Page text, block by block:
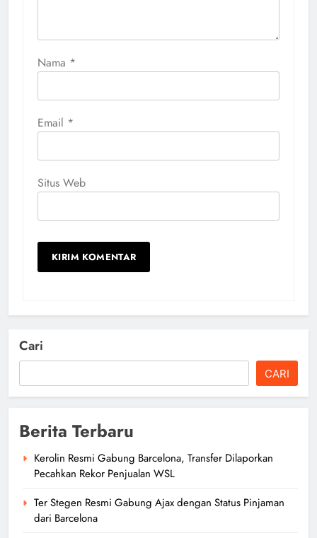
Nama *
Email *
Situs Web
Cari
CARI
Berita Terbaru
Kerolin Resmi Gabung Barcelona, Transfer Dilaporkan
Pecahkan Rekor Penjualan WSL
Ter Stegen Resmi Gabung Ajax dengan Status Pinjaman
dari Barcelona